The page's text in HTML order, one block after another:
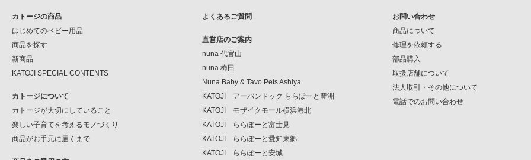
カトージの商品
はじめてのベビー用品
商品を探す
新商品
KATOJI SPECIAL CONTENTS
カトージについて
カトージが大切にしていること
楽しい子育てを考えるモノづくり
商品がお手元に届くまで
よくあるご質問
直営店のご案内
nuna 代官山
nuna 梅田
Nuna Baby & Tavo Pets Ashiya
KATOJI アーバンドック ららぽーと豊洲
KATOJI モザイクモール横浜港北
KATOJI ららぽーと富士見
KATOJI ららぽーと愛知東郷
KATOJI ららぽーと安城
お問い合わせ
商品について
修理を依頼する
部品購入
取扱店舗について
法人取引・その他について
電話でのお問い合わせ